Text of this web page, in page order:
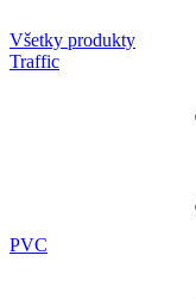
Všetky produkty
Traffic
PVC